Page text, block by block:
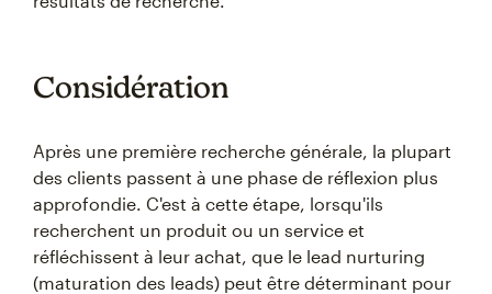
Considération
Après une première recherche générale, la plupart
des clients passent à une phase de réflexion plus
approfondie. C'est à cette étape, lorsqu'ils
recherchent un produit ou un service et
réfléchissent à leur achat, que le lead nurturing
(maturation des leads) peut être déterminant pour